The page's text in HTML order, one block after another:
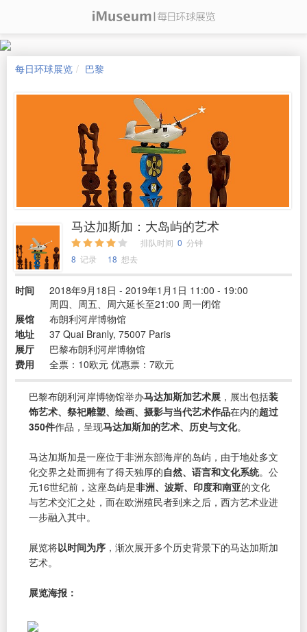
每日环球展览 巴黎
马达加斯加：大岛屿的艺术
排队时间 0 分钟
8 记录 18 想去
时间
2018年9月18日 - 2019年1月1日 11:00 - 19:00
周四、周五、周六延长至21:00 周一闭馆
展馆
布朗利河岸博物馆
地址
37 Quai Branly, 75007 Paris
展厅
巴黎布朗利河岸博物馆
费用
全票：10欧元 优惠票：7欧元
巴黎布朗利河岸博物馆举办马达加斯加艺术展 ，展出包括装
饰艺术、祭祀雕塑、绘画、摄影与当代艺术作品在内的超过
350件作品，呈现马达加斯加的艺术、历史与文化。
马达加斯加是一座位于非洲东部海岸的岛屿，由于地处多文
化交界之处而拥有了得天独厚的自然、语言和文化系统。公
元16世纪前，这座岛屿是非洲、波斯、印度和南亚的文化
与艺术交汇之处，而在欧洲殖民者到来之后，西方艺术业进
一步融入其中。
展览将以时间为序 ，渐次展开多个历史背景下的马达加斯加
艺术。
展览海报：